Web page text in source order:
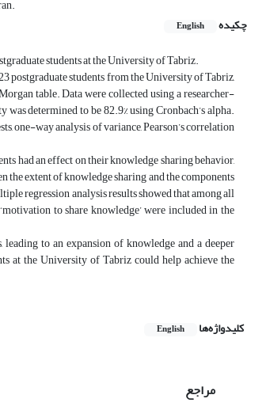
چکیده
English
students at the University of Tabriz.
postgraduate students from the University of Tabriz,
table. Data were collected using a researcher-
determined to be 82.9% using Cronbach’s alpha.
one-way analysis of variance, Pearson’s correlation
had an effect on their knowledge sharing behavior,
extent of knowledge sharing and the components
regression analysis results showed that among all
to share knowledge’ were included in the
to an expansion of knowledge and a deeper
at the University of Tabriz could help achieve the
کلیدواژه‌ها English
مراجع